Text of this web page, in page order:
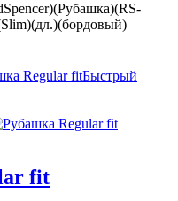
Быстрый
fit